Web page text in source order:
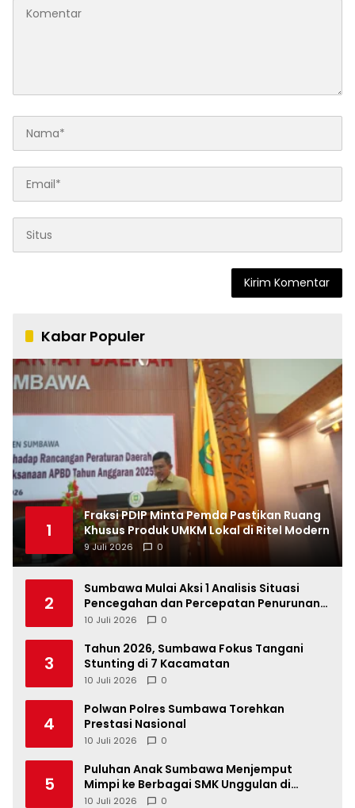
Kabar Populer
1
Fraksi PDIP Minta Pemda Pastikan Ruang
Khusus Produk UMKM Lokal di Ritel Modern
9 Juli 2026 0
2
Sumbawa Mulai Aksi 1 Analisis Situasi
Pencegahan dan Percepatan Penurunan
Stunting Tahun 2026
10 Juli 2026 0
3
Tahun 2026, Sumbawa Fokus Tangani
Stunting di 7 Kacamatan
10 Juli 2026 0
4
Polwan Polres Sumbawa Torehkan
Prestasi Nasional
10 Juli 2026 0
5
Puluhan Anak Sumbawa Menjemput
Mimpi ke Berbagai SMK Unggulan di
Indonesia
10 Juli 2026 0